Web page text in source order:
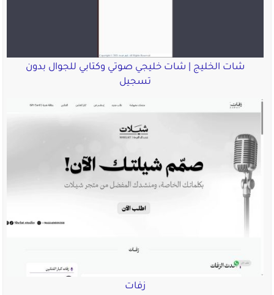
شات الخليج | شات خليجي صوتي وكتابي للجوال بدون
تسجيل
زفات